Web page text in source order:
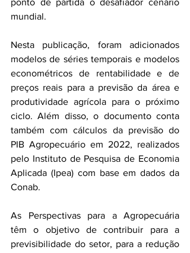
ponto de partida o desafiador cenário
mundial.
Nesta publicação, foram adicionados
modelos de séries temporais e modelos
econométricos de rentabilidade e de
preços reais para a previsão da área e
produtividade agrícola para o próximo
ciclo. Além disso, o documento conta
também com cálculos da previsão do
PIB Agropecuário em 2022, realizados
pelo Instituto de Pesquisa de Economia
Aplicada (Ipea) com base em dados da
Conab.
As Perspectivas para a Agropecuária
têm o objetivo de contribuir para a
previsibilidade do setor, para a redução